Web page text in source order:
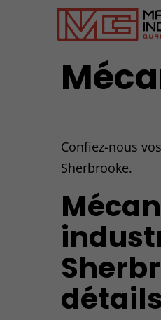
Confiez-nous
Sherbrooke.
détails